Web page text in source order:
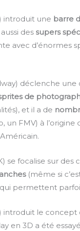
introduit une barre
des supers
avec
déclenche
de
et il a de
FMV) à l’origine
se focalise sur des
(même si
permettent
introduit le concept
en 3D a été